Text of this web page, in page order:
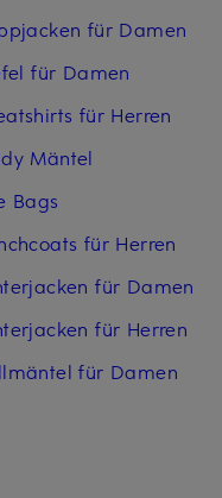
für Damen
für Damen
für Herren
Mäntel
Bags
für Herren
für Damen
für Herren
für Damen